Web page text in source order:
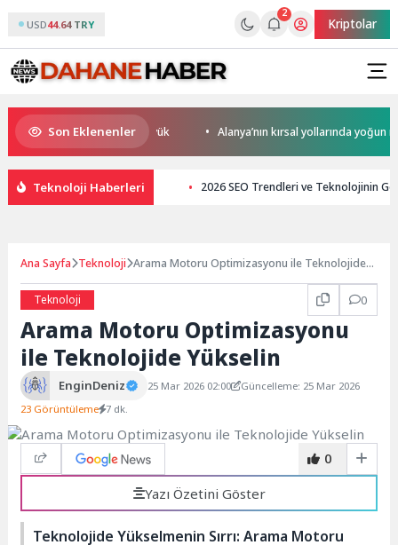
USD44.64 TRY
2
Kriptolar
Son Eklenenler
Potansiyeli Çok Büyük Alanya’nın kırsal yollarında yoğun mesai
Teknoloji Haberleri 2026 SEO Trendleri ve Teknolojinin
Ana Sayfa Teknoloji Arama Motoru Optimizasyonu ile Teknolojide
Teknoloji
0
Arama Motoru Optimizasyonu
ile Teknolojide Yükselin
EnginDeniz 25 Mar 2026 02:00
Güncelleme: 25 Mar 2026
23 Görüntüleme 7 dk.
0
Yazı Özetini Göster
Teknolojide Yükselmenin Sırrı: Arama Motoru